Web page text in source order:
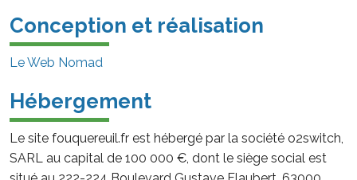
Conception et réalisation
Le Web Nomad
Hébergement
Le site fouquereuil.fr est hébergé par la société o2switch,
SARL au capital de 100 000 €, dont le siège social est